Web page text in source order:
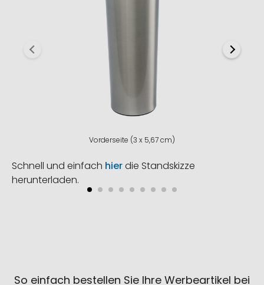
Vorderseite (3 x 5,67 cm)
Schnell und einfach hierdie Standskizze
herunterladen.
So einfach bestellen Sie Ihre Werbeartikel bei